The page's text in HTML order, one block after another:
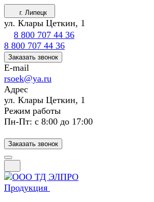
г. Липецк
ул. Клары Цеткин, 1
8 800 707 44 36
8 800 707 44 36
Заказать звонок
E-mail
rsoek@ya.ru
Адрес
ул. Клары Цеткин, 1
Режим работы
Пн-Пт: с 8:00 до 17:00
Заказать звонок
Продукция